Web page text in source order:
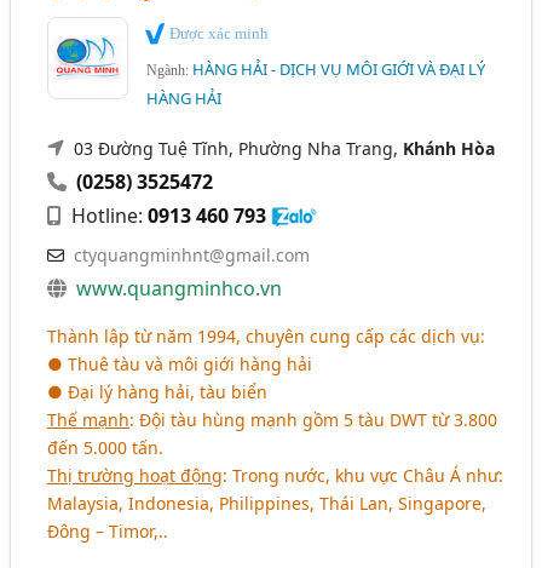
Được xác minh
Ngành: HÀNG HẢI - DỊCH VỤ MÔI GIỚI VÀ ĐẠI LÝ
HÀNG HẢI
03 Đường Tuệ Tĩnh, Phường Nha Trang, Khánh Hòa
(0258) 3525472
Hotline:0913 460 793
ctyquangminhnt@gmail.com
www.quangminhco.vn
Thành lập từ năm 1994, chuyên cung cấp các dịch vụ:
● Thuê tàu và môi giới hàng hải
● Đại lý hàng hải, tàu biển
Thế mạnh: Đội tàu hùng mạnh gồm 5 tàu DWT từ 3.800
đến 5.000 tấn.
Thị trường hoạt động: Trong nước, khu vực Châu Á như:
Malaysia, Indonesia, Philippines, Thái Lan, Singapore,
Đông – Timor,..